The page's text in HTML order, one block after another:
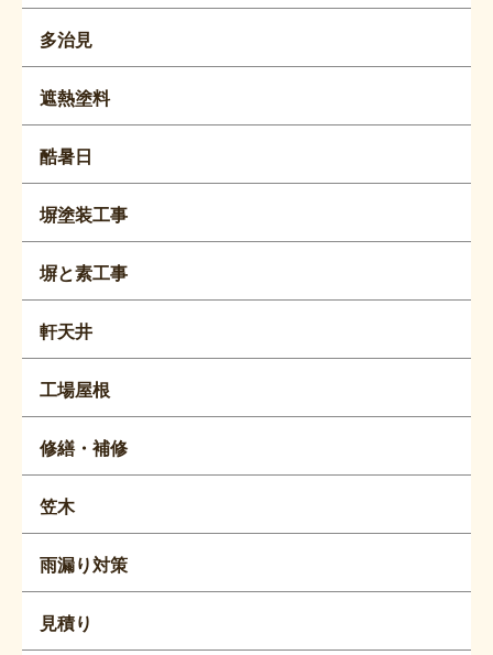
多治見
遮熱塗料
酷暑日
塀塗装工事
塀と素工事
軒天井
工場屋根
修繕・補修
笠木
雨漏り対策
見積り